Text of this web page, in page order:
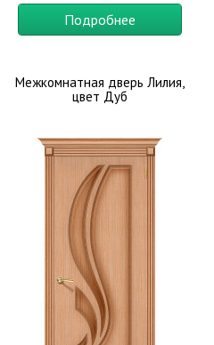
Подробнее
Межкомнатная дверь Лилия,
цвет Дуб